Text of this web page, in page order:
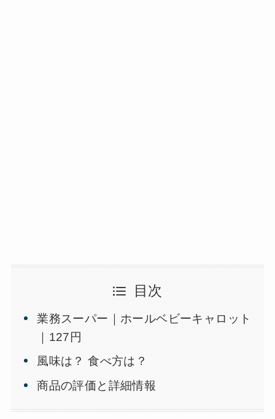
目次
業務スーパー｜ホールベビーキャロット
｜127円
風味は？ 食べ方は？
商品の評価と詳細情報